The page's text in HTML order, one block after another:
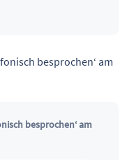
besprochen‘ am
besprochen‘ am